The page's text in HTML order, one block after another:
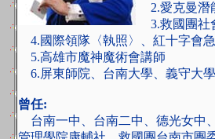
2.愛克曼潛
3.救國團社
4.國際領隊〈執照〉、紅十字會
5.高雄市魔神魔術會講師
6.屏東師院、台南大學、義守大
曾任:
台南一中、台南二中、德光女中